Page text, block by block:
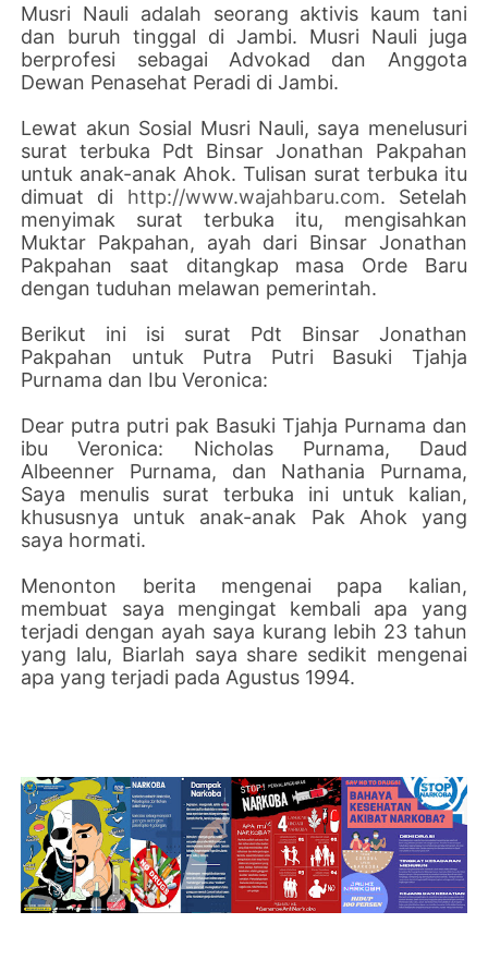
Musri Nauli adalah seorang aktivis kaum tani
dan buruh tinggal di Jambi. Musri Nauli juga
berprofesi sebagai Advokad dan Anggota
Dewan Penasehat Peradi di Jambi.
Lewat akun Sosial Musri Nauli, saya menelusuri
surat terbuka Pdt Binsar Jonathan Pakpahan
untuk anak-anak Ahok. Tulisan surat terbuka itu
dimuat di http://www.wajahbaru.com. Setelah
menyimak surat terbuka itu, mengisahkan
Muktar Pakpahan, ayah dari Binsar Jonathan
Pakpahan saat ditangkap masa Orde Baru
dengan tuduhan melawan pemerintah.
Berikut ini isi surat Pdt Binsar Jonathan
Pakpahan untuk Putra Putri Basuki Tjahja
Purnama dan Ibu Veronica:
Dear putra putri pak Basuki Tjahja Purnama dan
ibu Veronica: Nicholas Purnama, Daud
Albeenner Purnama, dan Nathania Purnama,
Saya menulis surat terbuka ini untuk kalian,
khususnya untuk anak-anak Pak Ahok yang
saya hormati.
Menonton berita mengenai papa kalian,
membuat saya mengingat kembali apa yang
terjadi dengan ayah saya kurang lebih 23 tahun
yang lalu, Biarlah saya share sedikit mengenai
apa yang terjadi pada Agustus 1994.